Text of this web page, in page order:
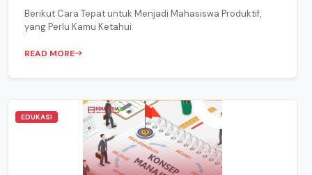
Berikut Cara Tepat untuk Menjadi Mahasiswa Produktif,
yang Perlu Kamu Ketahui
READ MORE
EDUKASI